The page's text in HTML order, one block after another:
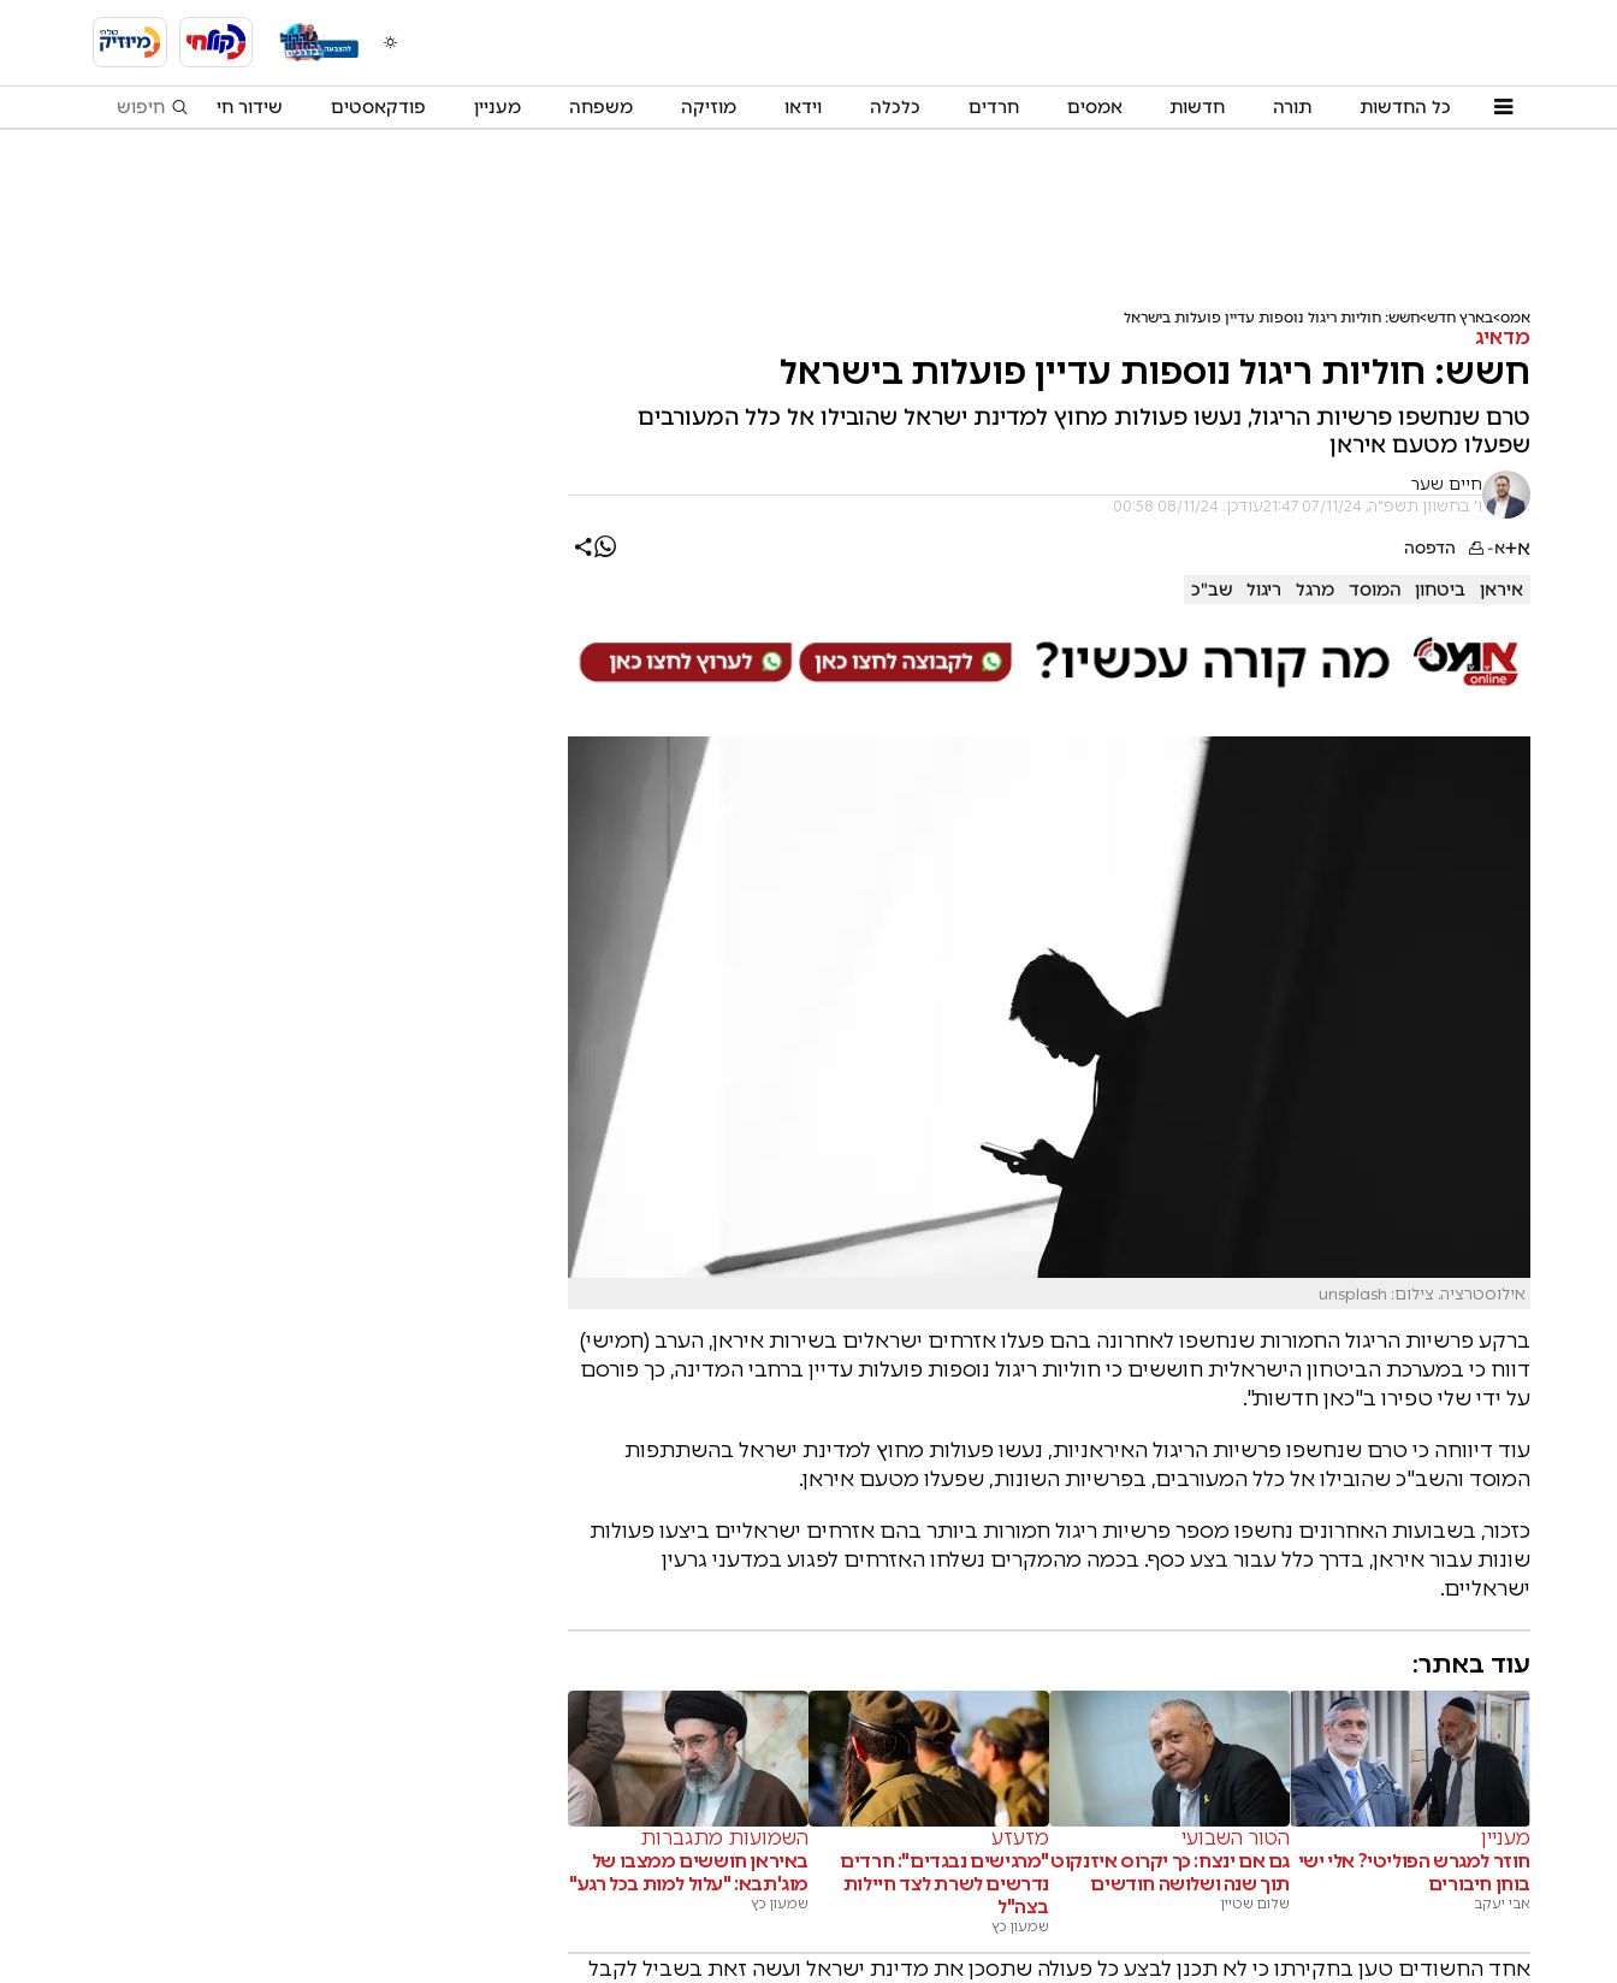
כל החדשות תורה חדשות אמסים חרדים כלכלה וידאו מוזיקה משפחה מעניין פודקאסטים שידור חי
אמס בארץ חדש חשש: חוליות ריגול נוספות עדיין פועלות בישראל
מדאיג
חשש: חוליות ריגול נוספות עדיין פועלות בישראל
טרם שנחשפו פרשיות הריגול, נעשו פעולות מחוץ למדינת ישראל שהובילו אל כלל המעורבים
שפעלו מטעם איראן
חיים שער
ו' בחשוון תשפ"ה, 07/11/24 21:47 עודכן: 08/11/24 00:58
א+א- הדפסה
איראן ביטחון המוסד מרגל ריגול שב"כ
אילוסטרציה. צילום: unsplash
ברקע פרשיות הריגול החמורות שנחשפו לאחרונה בהם פעלו אזרחים ישראלים בשירות איראן, הערב (חמישי)
דווח כי במערכת הביטחון הישראלית חוששים כי חוליות ריגול נוספות פועלות עדיין ברחבי המדינה, כך פורסם
על ידי שלי טפירו ב"כאן חדשות".
עוד דיווחה כי טרם שנחשפו פרשיות הריגול האיראניות, נעשו פעולות מחוץ למדינת ישראל בהשתתפות
המוסד והשב"כ שהובילו אל כלל המעורבים, בפרשיות השונות, שפעלו מטעם איראן.
כזכור, בשבועות האחרונים נחשפו מספר פרשיות ריגול חמורות ביותר בהם אזרחים ישראליים ביצעו פעולות
שונות עבור איראן, בדרך כלל עבור בצע כסף. בכמה מהמקרים נשלחו האזרחים לפגוע במדעני גרעין
ישראליים.
עוד באתר:
מעניין
חוזר למגרש הפוליטי? אלי ישי
בוחן חיבורים
אבי יעקב
הטור השבועי
גם אם ינצח: כך יקרוס איזנקוט
תוך שנה ושלושה חודשים
שלום שטיין
מזעזע
"מרגישים נבגדים": חרדים
נדרשים לשרת לצד חיילות
בצה"ל
שמעון כץ
השמועות מתגברות
באיראן חוששים ממצבו של
מוג'תבא: "עלול למות בכל רגע"
שמעון כץ
אחד החשודים טען בחקירתו כי לא תכנן לבצע כל פעולה שתסכן את מדינת ישראל ועשה זאת בשביל לקבל